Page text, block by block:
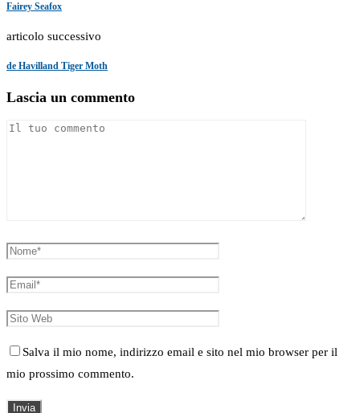
Fairey Seafox
articolo successivo
de Havilland Tiger Moth
Lascia un commento
Salva il mio nome, indirizzo email e sito nel mio browser per il
mio prossimo commento.